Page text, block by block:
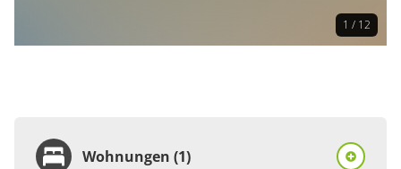
1 / 12
Wohnungen (1)